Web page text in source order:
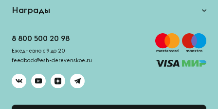
Награды
8 800 500 20 98
Ежедневно с 9 до 20
feedback@esh-derevenskoe.ru